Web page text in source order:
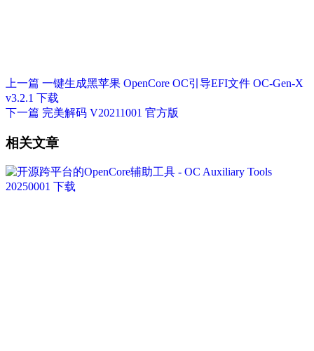
上一篇 一键生成黑苹果 OpenCore OC引导EFI文件 OC-Gen-X
v3.2.1 下载
下一篇 完美解码 V20211001 官方版
相关文章